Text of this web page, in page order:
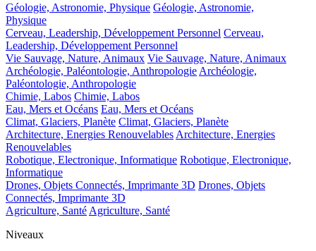
Géologie, Astronomie, Physique Géologie, Astronomie,
Physique
Cerveau, Leadership, Développement Personnel Cerveau,
Leadership, Développement Personnel
Vie Sauvage, Nature, Animaux Vie Sauvage, Nature, Animaux
Archéologie, Paléontologie, Anthropologie Archéologie,
Paléontologie, Anthropologie
Chimie, Labos Chimie, Labos
Eau, Mers et Océans Eau, Mers et Océans
Climat, Glaciers, Planète Climat, Glaciers, Planète
Architecture, Energies Renouvelables Architecture, Energies
Renouvelables
Robotique, Electronique, Informatique Robotique, Electronique,
Informatique
Drones, Objets Connectés, Imprimante 3D Drones, Objets
Connectés, Imprimante 3D
Agriculture, Santé Agriculture, Santé
Niveaux